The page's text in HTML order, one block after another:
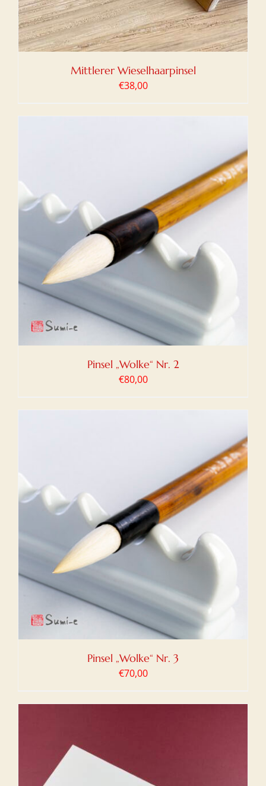
Mittlerer Wieselhaarpinsel
€38,00
Pinsel „Wolke“ Nr. 2
€80,00
Pinsel „Wolke“ Nr. 3
€70,00